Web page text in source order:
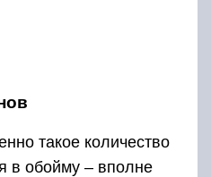
такое количество
в обойму – вполне